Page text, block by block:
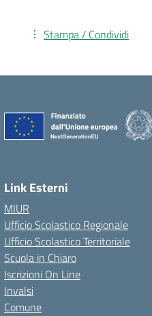
Stampa / Condividi
Link Esterni
MIUR
Ufficio Scolastico Regionale
Ufficio Scolastico Territoriale
Scuola in Chiaro
Iscrizioni On Line
Invalsi
Comune